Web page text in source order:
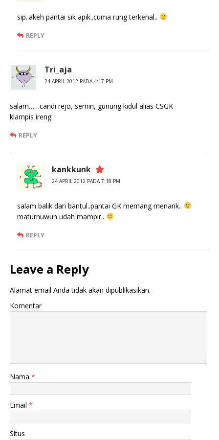
sip..akeh pantai sik apik..cuma rung terkenal..
REPLY
Tri_aja
24 APRIL 2012 PADA 4:17 PM
salam……candi rejo, semin, gunung kidul alias CSGK
klampis ireng
REPLY
kankkunk
24 APRIL 2012 PADA 7:18 PM
salam balik dari bantul..pantai GK memang menarik..
maturnuwun udah mampir..
REPLY
Leave a Reply
Alamat email Anda tidak akan dipublikasikan.
Komentar
Nama *
Email *
Situs